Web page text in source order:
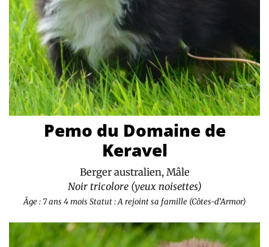
Pemo du Domaine de
Keravel
Berger australien, Mâle
Noir tricolore (yeux noisettes)
Âge : 7 ans 4 mois Statut : A rejoint sa famille (Côtes-d’Armor)